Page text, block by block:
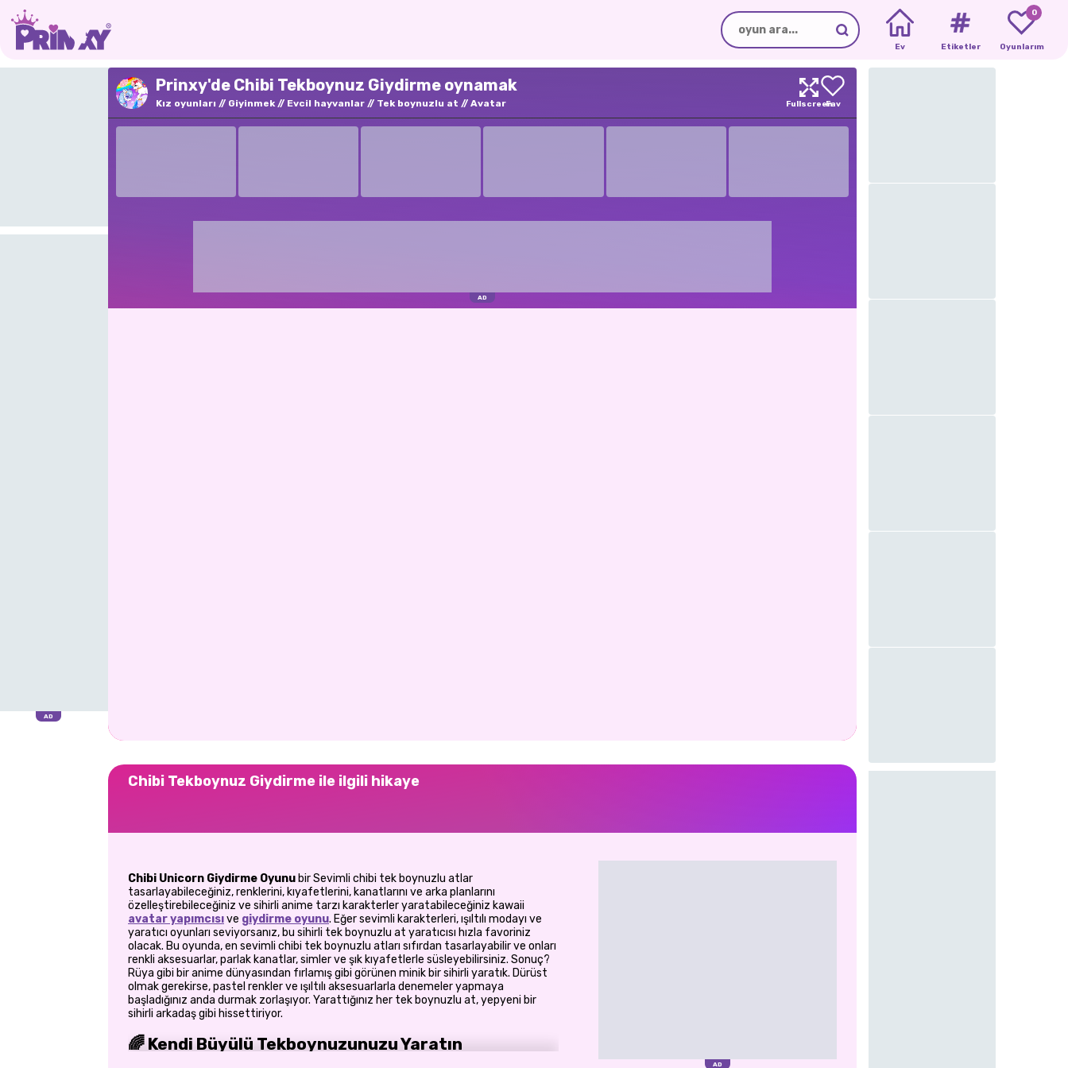
Ev Etiketler
0
Oyunlarım
Prinxy'de Chibi Tekboynuz Giydirme oynamak
Kız oyunları Giyinmek Evcil hayvanlar Tek boynuzlu at Avatar
Chibi Tekboynuz Giydirme ile ilgili hikaye
Chibi Unicorn Giydirme Oyunu birSevimli chibi tek boynuzlu atlar
tasarlayabileceğiniz, renklerini, kıyafetlerini, kanatlarını ve arka planlarını
özelleştirebileceğiniz ve sihirli anime tarzı karakterler yaratabileceğiniz kawaii
avatar yapımcısıve giydirme oyunu. Eğer sevimli karakterleri, ışıltılı modayı ve
yaratıcı oyunları seviyorsanız, bu sihirli tek boynuzlu at yaratıcısı hızla favoriniz
olacak. Bu oyunda, en sevimli chibi tek boynuzlu atları sıfırdan tasarlayabilir ve onları
renkli aksesuarlar, parlak kanatlar, simler ve şık kıyafetlerle süsleyebilirsiniz. Sonuç?
Rüya gibi bir anime dünyasından fırlamış gibi görünen minik bir sihirli yaratık. Dürüst
olmak gerekirse, pastel renkler ve ışıltılı aksesuarlarla denemeler yapmaya
başladığınız anda durmak zorlaşıyor. Yarattığınız her tek boynuzlu at, yepyeni bir
sihirli arkadaş gibi hissettiriyor.
🌈 Kendi Büyülü Tekboynuzunuzu Yaratın